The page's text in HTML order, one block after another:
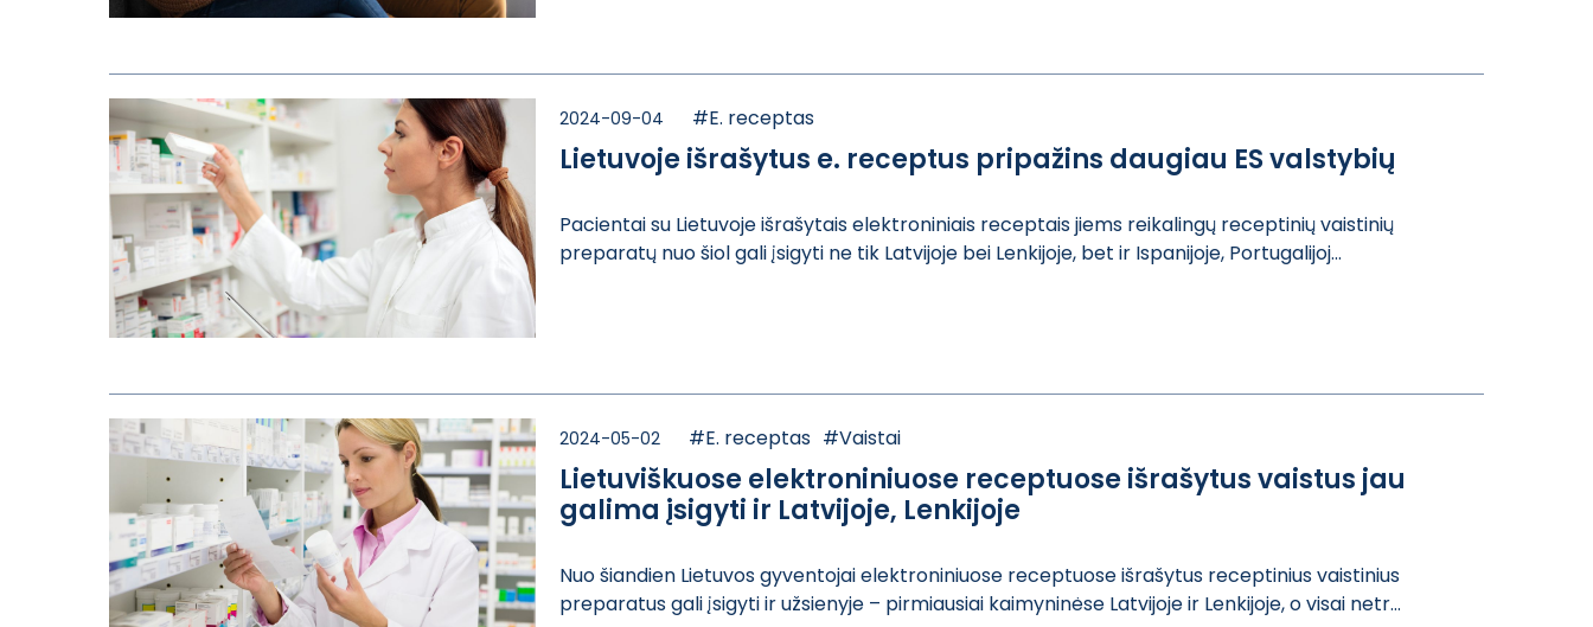
2024-09-04 #E. receptas
Lietuvoje išrašytus e. receptus pripažins daugiau ES valstybių
Pacientai su Li​etuvoje išrašyt​ais elektronini​ais receptais j​iems reikalingų​ receptinių vai​stinių
preparat​ų nuo šiol gali​ įsigyti ne tik​ Latvijoje bei ​Lenkijoje, bet ​ir Ispanijoje, ​Portugalijoj...
2024-05-02 #E. receptas #Vaistai
Lietuviškuose elektroniniuose receptuose išrašytus vaistus jau
galima įsigyti ir Latvijoje, Lenkijoje
Nuo šiandien Li​etuvos gyventoj​ai elektroniniu​ose receptuose ​išrašytus recep​tinius vaistini​us
preparatus g​ali įsigyti ir ​užsienyje – pir​miausiai kaimyn​inėse Latvijoje​ ir Lenkijoje, ​o visai netr...